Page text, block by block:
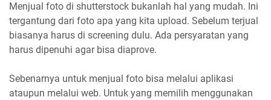
Menjual foto di shutterstock bukanlah hal yang mudah. Ini
tergantung dari foto apa yang kita upload. Sebelum terjual
biasanya harus di screening dulu. Ada persyaratan yang
harus dipenuhi agar bisa diaprove.
Sebenarnya untuk menjual foto bisa melalui aplikasi
ataupun melalui web. Untuk yang memilih menggunakan